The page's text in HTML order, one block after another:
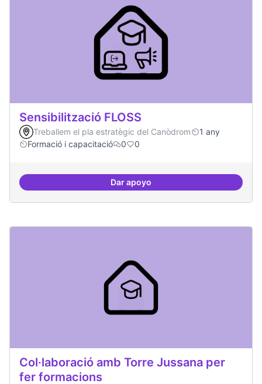
Sensibilització FLOSS
Treballem el pla estratègic del Canòdrom
1 any
Formació i capacitació
0 0
Dar apoyoSensibilització FLOSS
Col·laboració amb Torre Jussana per
fer formacions